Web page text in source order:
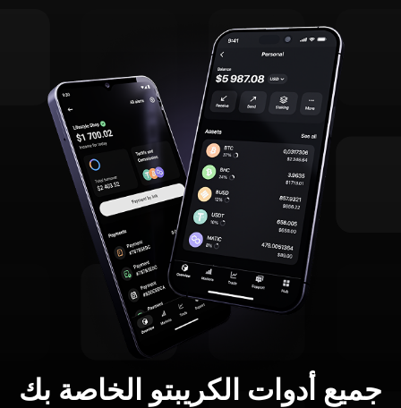
جميع أدوات الكريبتو الخاصة بك